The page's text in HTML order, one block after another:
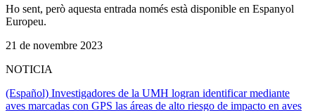
Ho sent, però aquesta entrada només està disponible en Espanyol
Europeu.
21 de novembre 2023
NOTICIA
(Español) Investigadores de la UMH logran identificar mediante
aves marcadas con GPS las áreas de alto riesgo de impacto en aves